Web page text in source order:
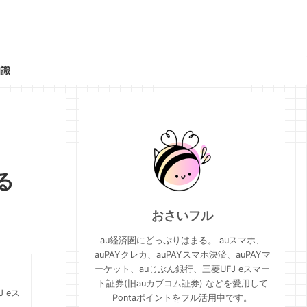
eス
おさいフル
au経済圏にどっぷりはまる。 auスマホ、
auPAYクレカ、auPAYスマホ決済、auPAYマ
ーケット、auじぶん銀行、三菱UFJ eスマー
ト証券(旧auカブコム証券) などを愛用して
Pontaポイントをフル活用中です。